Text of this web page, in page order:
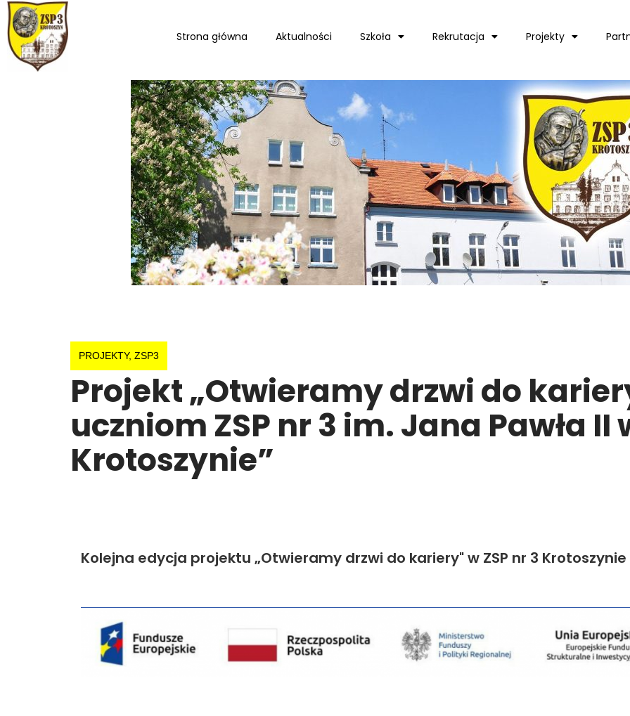
Strona główna Aktualności Szkoła Rekrutacja Projekty
PROJEKTY, ZSP3
Projekt „Otwieramy drzwi do
uczniom ZSP nr 3 im. Jana Pawła II
Krotoszynie”
Kolejna edycja projektu „Otwieramy drzwi do kariery" w ZSP nr 3 Krotoszynie